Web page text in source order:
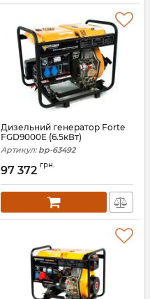
Дизельний генератор Forte
FGD9000E (6.5кВт)
Артикул: bp-63492
97 372 грн.